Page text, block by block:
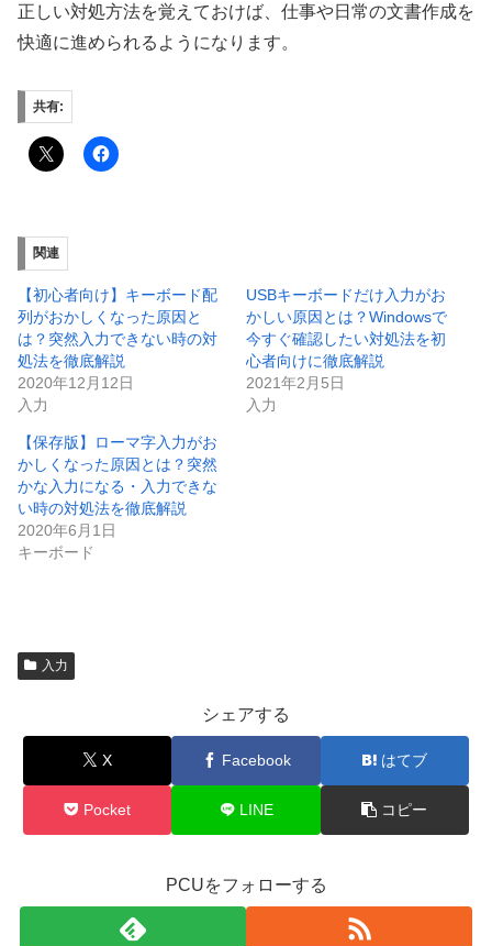
正しい対処方法を覚えておけば、仕事や日常の文書作成を
快適に進められるようになります。
共有:
関連
【初心者向け】キーボード配
列がおかしくなった原因と
は？突然入力できない時の対
処法を徹底解説
2020年12月12日
入力
USBキーボードだけ入力がお
かしい原因とは？Windowsで
今すぐ確認したい対処法を初
心者向けに徹底解説
2021年2月5日
入力
【保存版】ローマ字入力がお
かしくなった原因とは？突然
かな入力になる・入力できな
い時の対処法を徹底解説
2020年6月1日
キーボード
入力
シェアする
X Facebook はてブ
Pocket LINE コピー
PCUをフォローする